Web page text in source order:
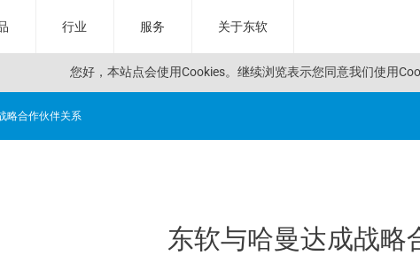
您好， 本站点会使用Cookies。 继续浏览表示您同意我们使用
行业 服务 关于东软
略合作伙伴关系
东软与哈曼达成战略